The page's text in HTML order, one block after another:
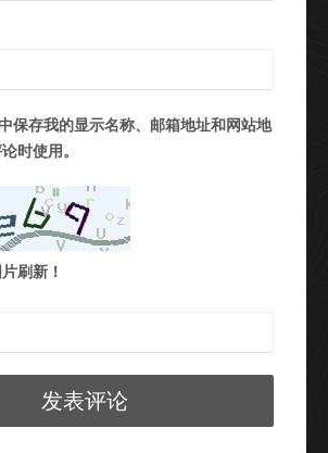
保存我的显示名称、邮箱地址和网站地
时使用。
刷新！